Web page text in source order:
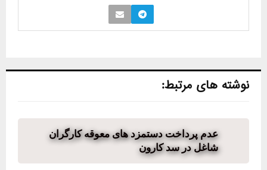
نوشته های مرتبط:
عدم پرداخت دستمزد های معوقه کارگران
شاغل در سد کارون